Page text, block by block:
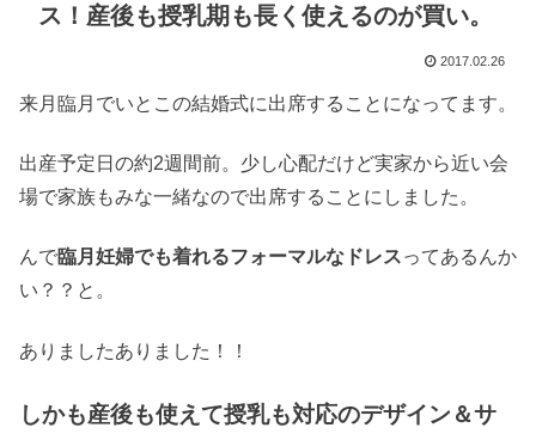
ス！産後も授乳期も長く使えるのが買い。
2017.02.26
来月臨月でいとこの結婚式に出席することになってます。
出産予定日の約2週間前。少し心配だけど実家から近い会
場で家族もみな一緒なので出席することにしました。
んで臨月妊婦でも着れるフォーマルなドレスってあるんか
い？？と。
ありましたありました！！
しかも産後も使えて授乳も対応のデザイン＆サ